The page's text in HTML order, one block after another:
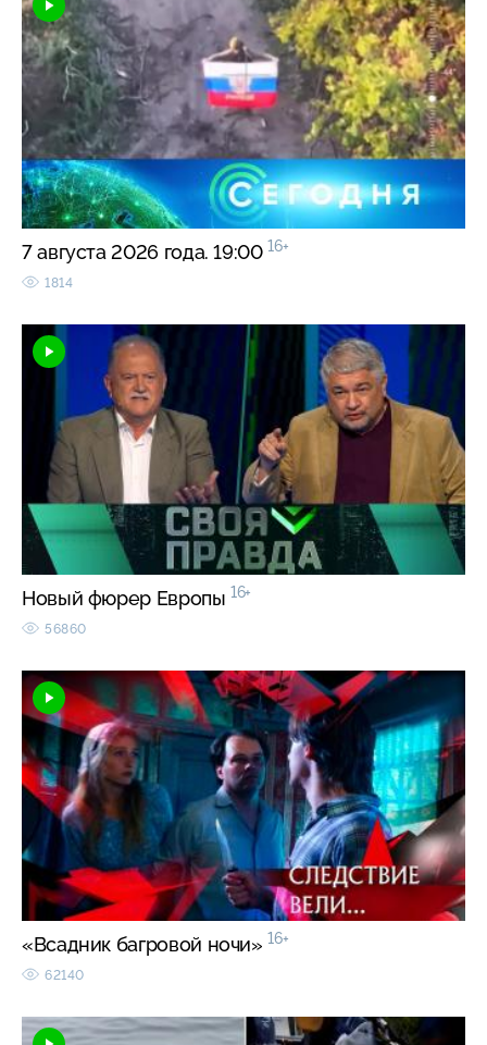
7 августа 2026 года. 19:00 16+
1814
Новый фюрер Европы 16+
56860
«Всадник багровой ночи» 16+
62140